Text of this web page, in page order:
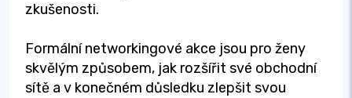
zkušenosti.
Formální networkingové akce jsou pro ženy
skvělým způsobem, jak rozšířit své obchodní
sítě a v konečném důsledku zlepšit svou